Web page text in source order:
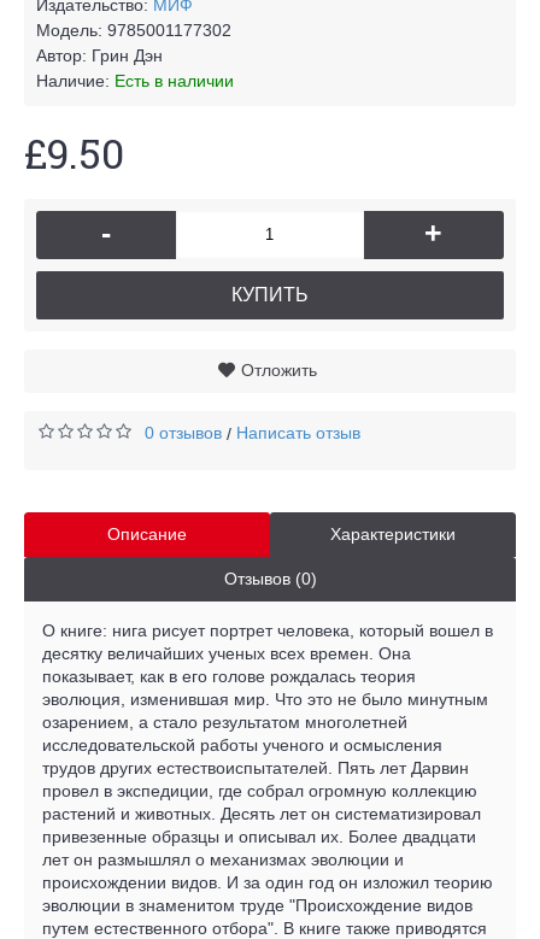
Издательство: МИФ
Модель: 9785001177302
Автор: Грин Дэн
Наличие: Есть в наличии
£9.50
- +
КУПИТЬ
Отложить
0 отзывов / Написать отзыв
Описание Характеристики
Отзывов (0)
О книге: нига рисует портрет человека, который вошел в
десятку величайших ученых всех времен. Она
показывает, как в его голове рождалась теория
эволюция, изменившая мир. Что это не было минутным
озарением, а стало результатом многолетней
исследовательской работы ученого и осмысления
трудов других естествоиспытателей. Пять лет Дарвин
провел в экспедиции, где собрал огромную коллекцию
растений и животных. Десять лет он систематизировал
привезенные образцы и описывал их. Более двадцати
лет он размышлял о механизмах эволюции и
происхождении видов. И за один год он изложил теорию
эволюции в знаменитом труде "Происхождение видов
путем естественного отбора". В книге также приводятся